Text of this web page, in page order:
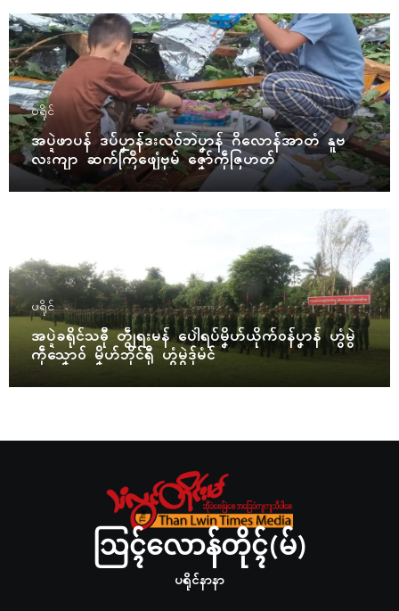
ပရိုၚ်
အပ္ဍဲဖာပန် ဒပ်ပၞာန်ဒးလဝ်ဘဲပၞာန် ဂိလောန်အာတံ နူဗ
လးကျာ ဆက်ကြဳဖျေံဗုမ် ဇၞော်ကဵုဇြဟတ်
ပရိုၚ်
အပ္ဍဲခရိုၚ်သဓီု တွဵုရးမန် ပေါဲရပ်မၞိဟ်ယိုက်ဝန်ပၞာန် ဟွံမွဲ
ကဵုသၞောဝ် မၞိဟ်ဘိုၚ်ရီု ဟွံမွဲဒှ်မံၚ်
ဩၚ်လောန်တိုၚ်(မ်)
ပရိုၚ်နာနာ